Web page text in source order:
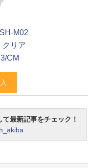
M02
クリア
CM
最新記事をチェック！